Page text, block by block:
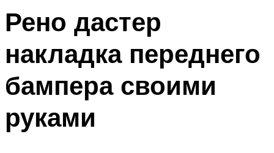
Рено дастер
накладка переднего
бампера своими
руками